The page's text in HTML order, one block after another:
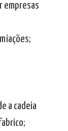
empresas
a cadeia